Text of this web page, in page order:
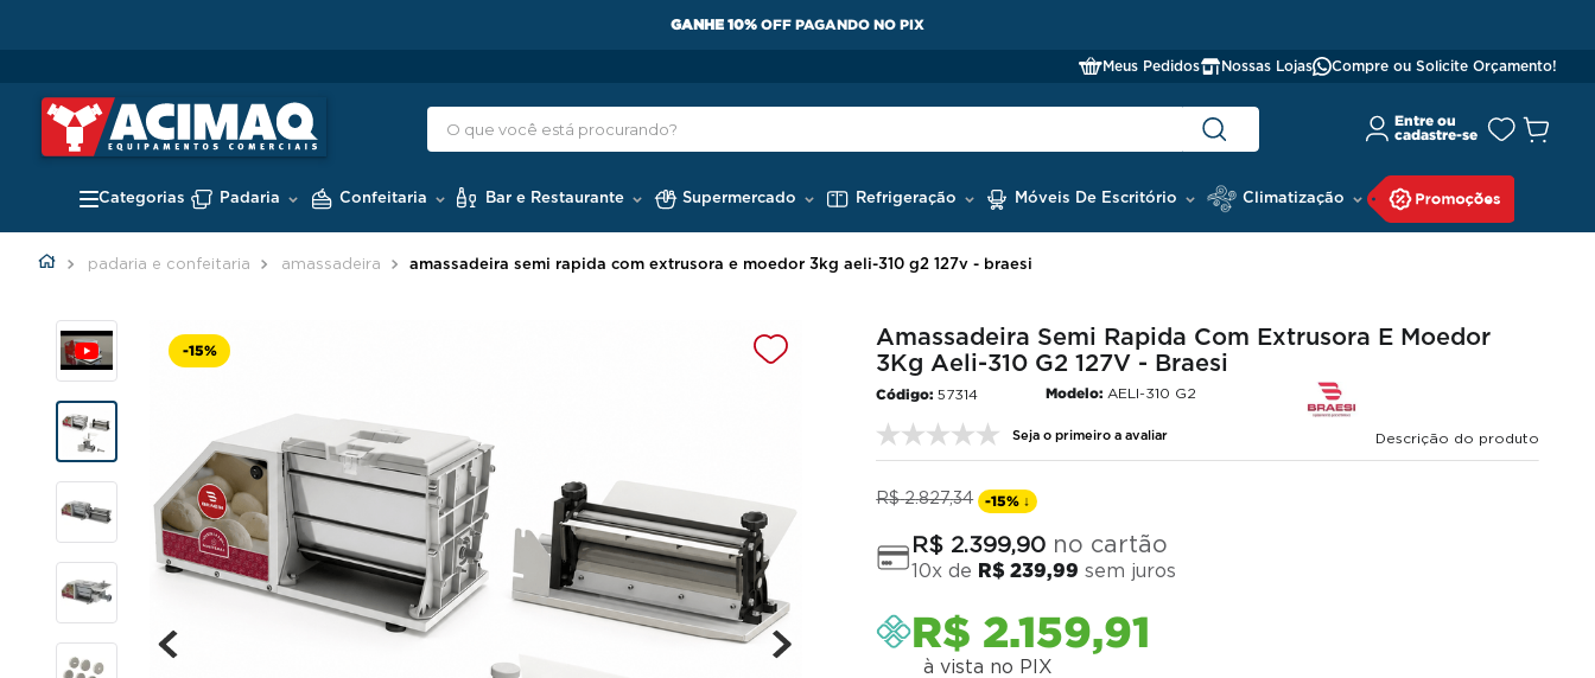
GANHE 10% OFF PAGANDO NO PIX
Meus Pedidos Nossas Lojas Compre ou Solicite Orçamento!
Padaria Confeitaria Bar e Restaurante Supermercado Refrigeração Móveis De Escritório Climatização
padaria e confeitaria amassadeira amassadeira semi rapida com extrusora e moedor 3kg aeli-310 g2 127v - braesi
-15%
Amassadeira Semi Rapida Com Extrusora E Moedor
3Kg Aeli-310 G2 127V - Braesi
57314 Modelo: AELI-310 G2
Seja o primeiro a avaliar Descrição do produto
R$ 2.827,34 -15% ↓
R$ 2.399,90 no cartão
10x de R$ 239,99 sem juros
R$ 2.159,91
à vista no PIX